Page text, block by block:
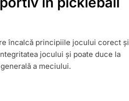
încalcă principiile jocului corect și
jocului și poate duce la
a meciului.